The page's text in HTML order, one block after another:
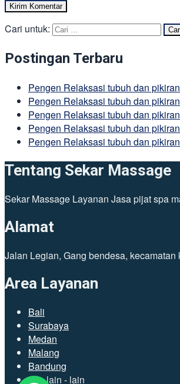
Cari untuk:
Postingan Terbaru
Pengen Relaksasi tubuh dan
Pengen Relaksasi tubuh dan
Pengen Relaksasi tubuh dan
Pengen Relaksasi tubuh dan
Pengen Relaksasi tubuh dan
Tentang Sekar Massage
Sekar Massage Layanan Jasa pijat spa
Alamat
Jalan Legian, Gang bendesa,
Area Layanan
Bali
Surabaya
Medan
Malang
Bandung
dan lain - lain